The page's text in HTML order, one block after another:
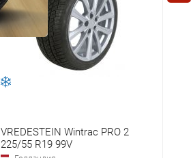
VREDESTEIN Wintrac PRO 2
225/55 R19 99V